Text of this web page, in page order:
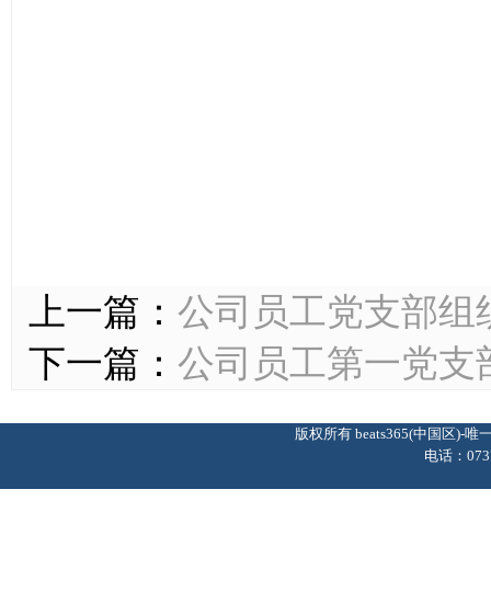
上一篇： 公司员工党支部组
下一篇： 公司员工第一党支
版权所有 beats365(中国区)-
电话：